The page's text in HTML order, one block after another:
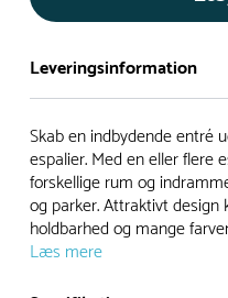
Leveringsinformation
Vi har et stort og effektivt
med mere end 5.000
omgående levering.
- Leveringstiden på
hverdage
Skab en indbydende entré
espalier. Med en eller flere
forskellige rum og
og parker. Attraktivt
holdbarhed og mange
Læs mere